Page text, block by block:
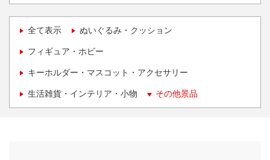
全て表示 ぬいぐるみ・クッション
フィギュア・ホビー
キーホルダー・マスコット・アクセサリー
生活雑貨・インテリア・小物 その他景品